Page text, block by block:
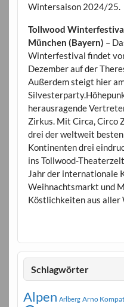
Wintersaison 2024/25.
Tollwood
München (Bayern) –
Winterfestival findet
Dezember auf der
Außerdem steigt hier
herausragende
Zirkus. Mit Circa, Circo
drei der weltweit
Kontinenten drei
ins Tollwood-
Jahr der internationale
Weihnachtsmarkt und
Köstlichkeiten aus aller
Schlagwörter
Alpen Arlberg Arno